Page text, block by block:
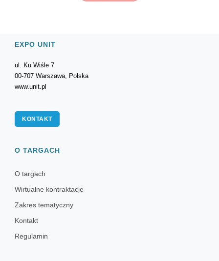
EXPO UNIT
ul. Ku Wiśle 7
00-707 Warszawa, Polska
www.unit.pl
KONTAKT
O TARGACH
O targach
Wirtualne kontraktacje
Zakres tematyczny
Kontakt
Regulamin